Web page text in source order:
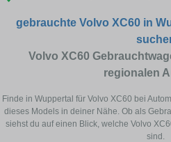
gebrauchte Volvo XC60 in
Volvo XC60
regionalen
Finde in Wuppertal für Volvo XC60 bei
dieses Models in deiner Nähe. Ob als
siehst du auf einen Blick, welche Volvo
sind.